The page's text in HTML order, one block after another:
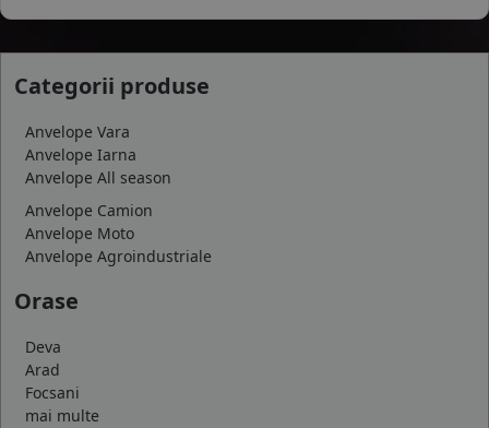
Categorii produse
Anvelope Vara
Anvelope Iarna
Anvelope All season
Anvelope Camion
Anvelope Moto
Anvelope Agroindustriale
Orase
Deva
Arad
Focsani
mai multe